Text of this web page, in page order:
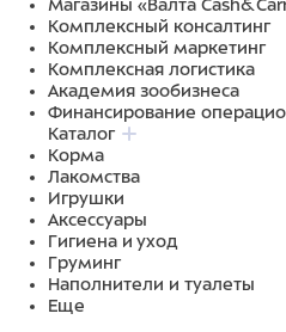
Магазины «Валта
Комплексный консалтинг
Комплексный маркетинг
Комплексная логистика
Академия зообизнеса
Финансирование
Каталог
Корма
Лакомства
Игрушки
Аксессуары
Гигиена и уход
Груминг
Наполнители и туалеты
Еще